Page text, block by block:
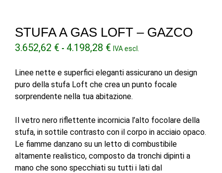
STUFA A GAS LOFT – GAZCO
3.652,62 € - 4.198,28 € Fascia
prezzo:
da
3.652,62 €
4.198,28 €
IVA escl.
Linee nette e superfici eleganti assicurano un design
puro della stufa Loft che crea un punto focale
sorprendente nella tua abitazione.
Il vetro nero riflettente incornicia l’alto focolare della
stufa, in sottile contrasto con il corpo in acciaio opaco.
Le fiamme danzano su un letto di combustibile
altamente realistico, composto da tronchi dipinti a
mano che sono specchiati su tutti i lati dal